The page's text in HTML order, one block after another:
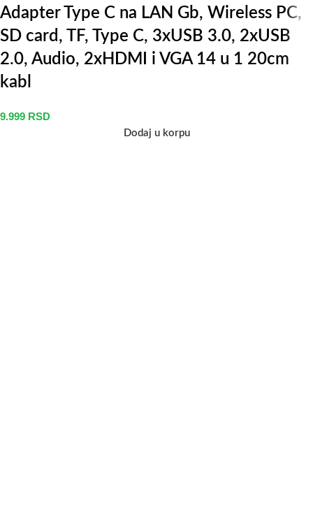
Adapter Type C na LAN Gb, Wireless PC,
SD card, TF, Type C, 3xUSB 3.0, 2xUSB
2.0, Audio, 2xHDMI i VGA 14 u 1 20cm
kabl
9.999 RSD
Dodaj u korpu